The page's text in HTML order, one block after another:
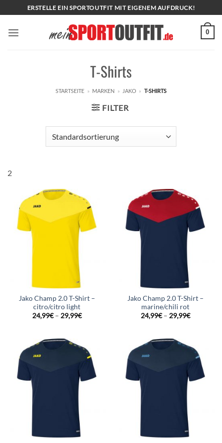
Inhalt
springen
ERSTELLE EIN SPORTOUTFIT MIT EIGENEM AUFDRUCK!
0
T-Shirts
STARTSEITE » MARKEN » JAKO » T-SHIRTS
FILTER
2
Jako Champ 2.0 T-Shirt –
citro/citro light
24,99€– 29,99€
Jako Champ 2.0 T-Shirt –
marine/chili rot
24,99€– 29,99€